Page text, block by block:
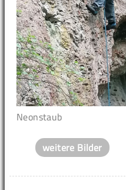
Neonstaub
weitere Bilder